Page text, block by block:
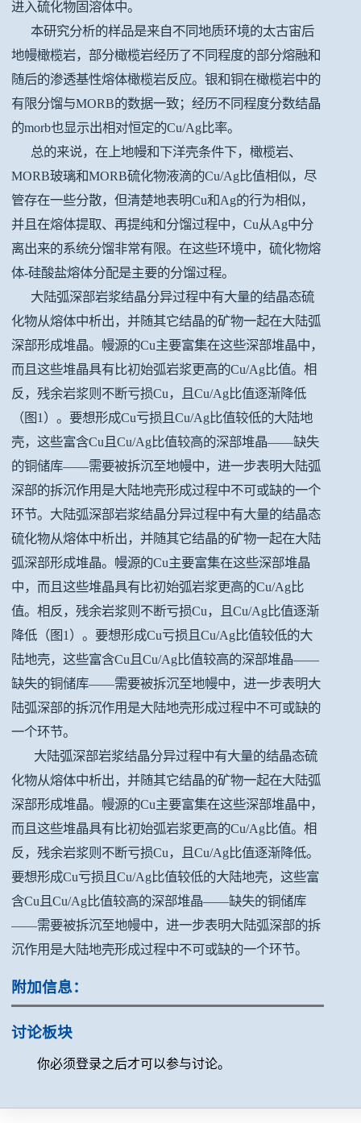
进入硫化物固溶体中。
本研究分析的样品是来自不同地质环境的太古宙后
地幔橄榄岩，部分橄榄岩经历了不同程度的部分熔融和
随后的渗透基性熔体橄榄岩反应。银和铜在橄榄岩中的
有限分馏与MORB的数据一致；经历不同程度分数结晶
的morb也显示出相对恒定的Cu/Ag比率。
总的来说，在上地幔和下洋壳条件下，橄榄岩、
MORB玻璃和MORB硫化物液滴的Cu/Ag比值相似，尽
管存在一些分散，但清楚地表明Cu和Ag的行为相似，
并且在熔体提取、再提纯和分馏过程中，Cu从Ag中分
离出来的系统分馏非常有限。在这些环境中，硫化物熔
体-硅酸盐熔体分配是主要的分馏过程。
大陆弧深部岩浆结晶分异过程中有大量的结晶态硫
化物从熔体中析出，并随其它结晶的矿物一起在大陆弧
深部形成堆晶。幔源的Cu主要富集在这些深部堆晶中，
而且这些堆晶具有比初始弧岩浆更高的Cu/Ag比值。相
反，残余岩浆则不断亏损Cu，且Cu/Ag比值逐渐降低
（图1）。要想形成Cu亏损且Cu/Ag比值较低的大陆地
壳，这些富含Cu且Cu/Ag比值较高的深部堆晶——缺失
的铜储库——需要被拆沉至地幔中，进一步表明大陆弧
深部的拆沉作用是大陆地壳形成过程中不可或缺的一个
环节。大陆弧深部岩浆结晶分异过程中有大量的结晶态
硫化物从熔体中析出，并随其它结晶的矿物一起在大陆
弧深部形成堆晶。幔源的Cu主要富集在这些深部堆晶
中，而且这些堆晶具有比初始弧岩浆更高的Cu/Ag比
值。相反，残余岩浆则不断亏损Cu，且Cu/Ag比值逐渐
降低（图1）。要想形成Cu亏损且Cu/Ag比值较低的大
陆地壳，这些富含Cu且Cu/Ag比值较高的深部堆晶——
缺失的铜储库——需要被拆沉至地幔中，进一步表明大
陆弧深部的拆沉作用是大陆地壳形成过程中不可或缺的
一个环节。
大陆弧深部岩浆结晶分异过程中有大量的结晶态硫
化物从熔体中析出，并随其它结晶的矿物一起在大陆弧
深部形成堆晶。幔源的Cu主要富集在这些深部堆晶中，
而且这些堆晶具有比初始弧岩浆更高的Cu/Ag比值。相
反，残余岩浆则不断亏损Cu，且Cu/Ag比值逐渐降低。
要想形成Cu亏损且Cu/Ag比值较低的大陆地壳，这些富
含Cu且Cu/Ag比值较高的深部堆晶——缺失的铜储库
——需要被拆沉至地幔中，进一步表明大陆弧深部的拆
沉作用是大陆地壳形成过程中不可或缺的一个环节。
附加信息：
讨论板块
你必须登录之后才可以参与讨论。